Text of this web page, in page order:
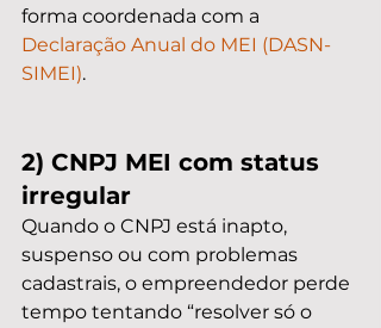
forma coordenada com a
Declaração Anual do MEI (DASN-
SIMEI).
2) CNPJ MEI com status
irregular
Quando o CNPJ está inapto,
suspenso ou com problemas
cadastrais, o empreendedor perde
tempo tentando “resolver só o